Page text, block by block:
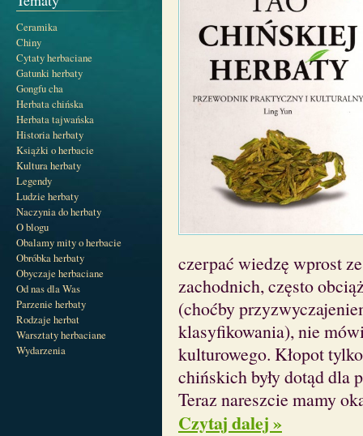
Ceramika
Chiny
Cytaty herbaciane
Gatunki herbaty
Gongfu cha
Herbata chińska
Herbata tajwańska
Historia herbaty
Książki o herbacie
Kultura herbaty
Legendy
Ludzie herbaty
Naczynia do herbaty
O blogu
Obalamy mity o herbacie
Obróbka herbaty
Obyczaje herbaciane
Od nas dla Was
Parzenie herbaty
Rodzaje herbat
Warsztaty herbaciane
Wydarzenia
czerpać wiedzę wprost
zachodnich, często
(choćby
klasyfikowania), nie
kulturowego. Kłopot
chińskich były dotąd dla
Teraz nareszcie mamy
Czytaj dalej »